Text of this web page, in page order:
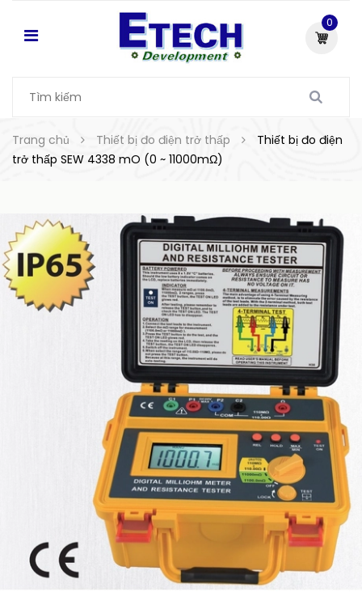
0
Trang chủ Thiết bị đo điện trở thấp
Thiết bị đo điện
trở thấp SEW 4338 mO (0 ~ 11000mΩ)